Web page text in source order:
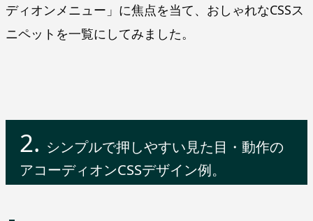
ディオンメニュー」に焦点を当て、おしゃれなCSSス
ニペットを一覧にしてみました。
シンプルで押しやすい見た目・動作の
アコーディオンCSSデザイン例。